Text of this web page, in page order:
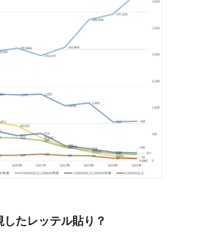
たレッテル貼り？